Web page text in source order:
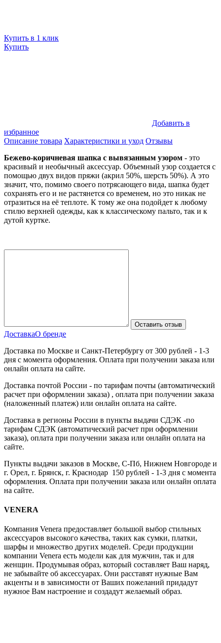
Купить в 1 клик
Купить
Добавить в
избранное
Описание товара Характеристики и уход Отзывы
Бежево-коричневая шапка с вывязанным узором - это
красивый и необычный аксессуар. Объемный узор создается с
помощью двух видов пряжи (акрил 50%, шерсть 50%). А это
значит, что, помимо своего потрясающего вида, шапка будет
сохранять его и не растянется со временем, но это никак не
отразиться на её теплоте. К тому же она подойдет к любому
стилю верхней одежды, как к классическому пальто, так и к
дутой куртке.
ДоставкаО бренде
Доставка по Москве и Санкт-Петербургу от 300 рублей - 1-3
дня с момента оформления. Оплата при получении заказа или
онлайн оплата на сайте.
Доставка почтой России - по тарифам почты (автоматический
расчет при оформлении заказа) , оплата при получении заказа
(наложенный платеж) или онлайн оплата на сайте.
Доставка в регионы России в пункты выдачи СДЭК -по
тарифам СДЭК (автоматический расчет при оформлении
заказа), оплата при получении заказа или онлайн оплата на
сайте.
Пункты выдачи заказов в Москве, С-Пб, Нижнем Новгороде и
г. Орел, г. Брянск, г. Краснодар 150 рублей - 1-3 дня с момента
оформления. Оплата при получении заказа или онлайн оплата
на сайте.
VENERA
Компания Venera предоставляет большой выбор стильных
аксессуаров высокого качества, таких как сумки, платки,
шарфы и множество других моделей. Среди продукции
компании Venera есть модели как для мужчин, так и для
женщин. Продумывая образ, который составляет Ваш наряд,
не забывайте об аксессуарах. Они расставят нужные Вам
акценты и в зависимости от Ваших пожеланий придадут
нужное Вам настроение и создадут желаемый образ.